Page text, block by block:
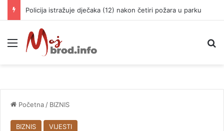
Policija istražuje dječaka (12) nakon četiri požara u parku
Meni
Početna / BIZNIS
BIZNIS VIJESTI